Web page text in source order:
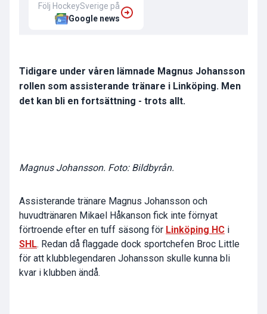
Följ HockeySverige på
Google news
Tidigare under våren lämnade Magnus Johansson
rollen som assisterande tränare i Linköping. Men
det kan bli en fortsättning - trots allt.
Magnus Johansson. Foto: Bildbyrån.
Assisterande tränare Magnus Johansson och
huvudtränaren Mikael Håkanson fick inte förnyat
förtroende efter en tuff säsong för Linköping HC i
SHL. Redan då flaggade dock sportchefen Broc Little
för att klubblegendaren Johansson skulle kunna bli
kvar i klubben ändå.